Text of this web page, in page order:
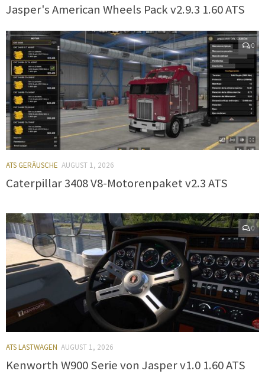
Jasper's American Wheels Pack v2.9.3 1.60 ATS
0
ATS GERÄUSCHE AUGUST 1, 2026
Caterpillar 3408 V8-Motorenpaket v2.3 ATS
0
ATS LASTWAGEN AUGUST 1, 2026
Kenworth W900 Serie von Jasper v1.0 1.60 ATS